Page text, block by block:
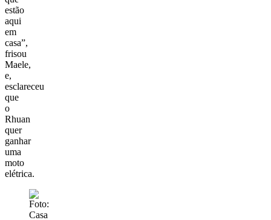
estão
aqui
em
casa”,
frisou
Maele,
e,
esclareceu
que
o
Rhuan
quer
ganhar
uma
moto
elétrica.